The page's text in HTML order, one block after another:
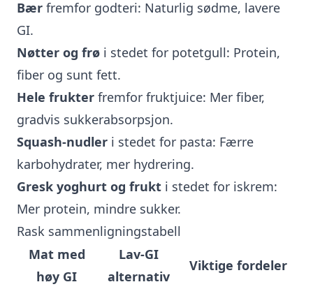
Bær fremfor godteri: Naturlig sødme, lavere
GI.
Nøtter og frø i stedet for potetgull: Protein,
fiber og sunt fett.
Hele frukter fremfor fruktjuice: Mer fiber,
gradvis sukkerabsorpsjon.
Squash-nudler i stedet for pasta: Færre
karbohydrater, mer hydrering.
Gresk yoghurt og frukt i stedet for iskrem:
Mer protein, mindre sukker.
Rask sammenligningstabell
Mat med
høy GI
Lav-GI
alternativ
Viktige fordeler